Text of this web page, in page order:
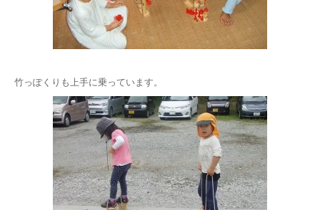
竹っぽくりも上手に乗っています。